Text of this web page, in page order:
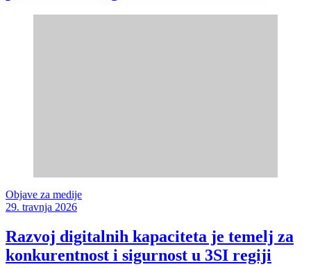
Objave za medije
29. travnja 2026
Razvoj digitalnih kapaciteta je temelj za
konkurentnost i sigurnost u 3SI regiji